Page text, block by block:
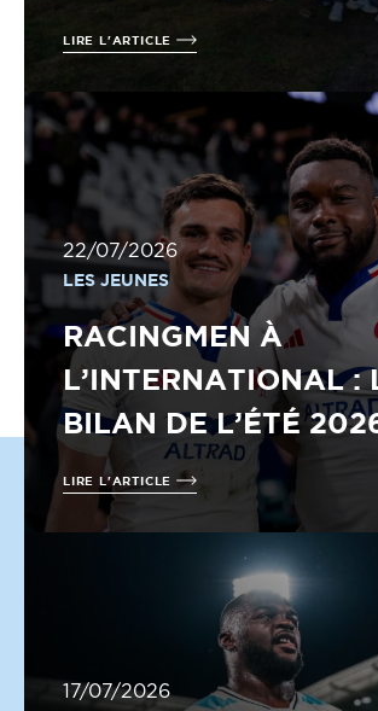
LIRE L'ARTICLE
22/07/2026
LES JEUNES
RACINGMEN À
L’INTERNATIONAL :
BILAN DE L’ÉTÉ
LIRE L'ARTICLE
17/07/2026